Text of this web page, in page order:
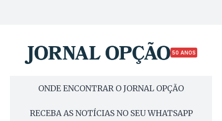
50 ANOS
ONDE ENCONTRAR O JORNAL OPÇÃO
RECEBA AS NOTÍCIAS NO SEU WHATSAPP